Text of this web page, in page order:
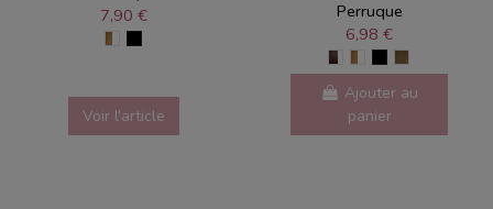
7,90 €
Voir l'article
Perruque
6,98 €
Ajouter au
panier